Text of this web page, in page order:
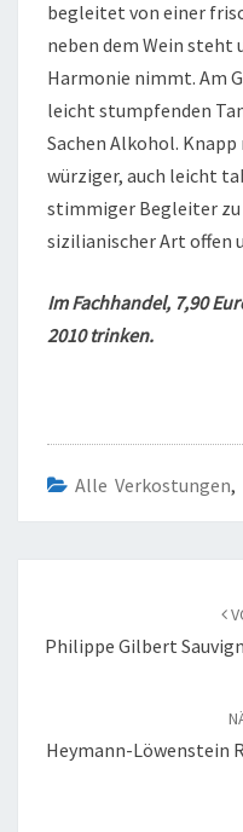
begleitet von einer
neben dem Wein steht
Harmonie nimmt. Am
leicht stumpfenden
Sachen Alkohol.
würziger, auch leicht
stimmiger Begleiter zu
sizilianischer Art offen
Im Fachhandel, 7,90
2010 trinken.
Alle Verkostungen,
Philippe Gilbert
Heymann-Löwenstein